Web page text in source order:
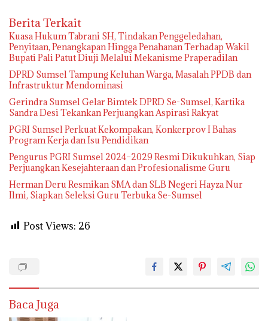
Berita Terkait
‎Kuasa Hukum Tabrani SH, Tindakan Penggeledahan,
Penyitaan, Penangkapan Hingga Penahanan Terhadap Wakil
Bupati Pali Patut Diuji Melalui Mekanisme Praperadilan
DPRD Sumsel Tampung Keluhan Warga, Masalah PPDB dan
Infrastruktur Mendominasi
Gerindra Sumsel Gelar Bimtek DPRD Se-Sumsel, Kartika
Sandra Desi Tekankan Perjuangkan Aspirasi Rakyat
PGRI Sumsel Perkuat Kekompakan, Konkerprov I Bahas
Program Kerja dan Isu Pendidikan
Pengurus PGRI Sumsel 2024–2029 Resmi Dikukuhkan, Siap
Perjuangkan Kesejahteraan dan Profesionalisme Guru
Herman Deru Resmikan SMA dan SLB Negeri Hayza Nur
Ilmi, Siapkan Seleksi Guru Terbuka Se-Sumsel
Post Views: 26
Baca Juga